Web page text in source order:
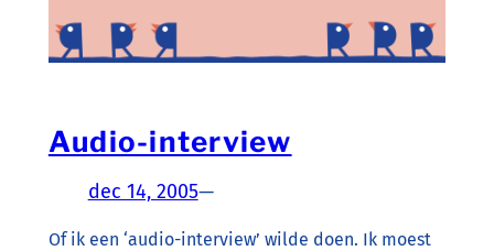
Audio-interview
dec 14, 2005—
Of ik een ‘audio-interview’ wilde doen. Ik moest